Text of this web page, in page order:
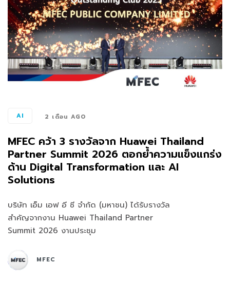
AI 2 เดือน AGO
MFEC คว้า 3 รางวัลจาก Huawei Thailand
Partner Summit 2026 ตอกย้ำความแข็งแกร่ง
ด้าน Digital Transformation และ AI
Solutions
บริษัท เอ็ม เอฟ อี ซี จำกัด (มหาชน) ได้รับรางวัล
สำคัญจากงาน Huawei Thailand Partner
Summit 2026 งานประชุม
MFEC